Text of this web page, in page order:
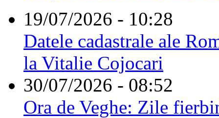
19/07/2026 - 10:28
Datele cadastrale ale
la Vitalie Cojocari
30/07/2026 - 08:52
Ora de Veghe: Zile